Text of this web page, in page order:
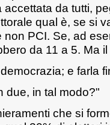
da tutti,
qual è, se si
PCI. Se, ad
da 11 a 5. Ma
e farla
due, in tal modo?"
che si